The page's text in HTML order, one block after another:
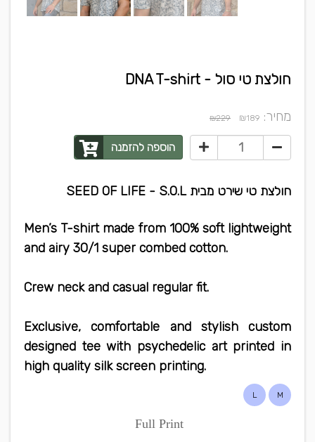
חולצת טי סול - DNA T-shirt
מחיר: ₪189
₪229
הוספה להזמנה
חולצת טי שירט מבית SEED OF LIFE - S.O.L
Men’s T-shirt made from 100% soft lightweight
and airy 30/1 super combed cotton.
Crew neck and casual regular fit.
Exclusive, comfortable and stylish custom
designed tee with psychedelic art printed in
high quality silk screen printing.
M
L
Full Print